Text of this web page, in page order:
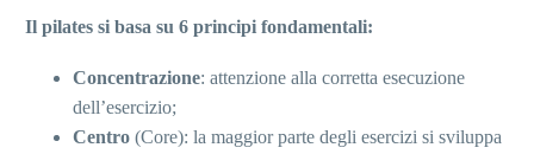
Il pilates si basa su 6 principi fondamentali:
Concentrazione: attenzione alla corretta esecuzione
dell’esercizio;
Centro (Core): la maggior parte degli esercizi si sviluppa